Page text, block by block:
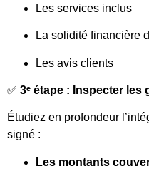
Les services inclus
La solidité financière
Les avis clients
✅ 3ᵉ étape : Inspecter les
Étudiez en profondeur
signé :
Les montants